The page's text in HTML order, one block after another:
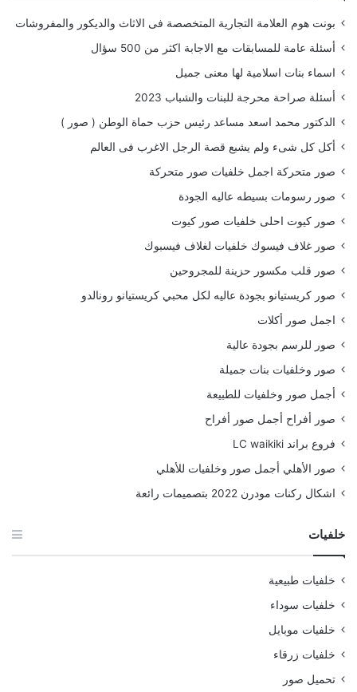
بونت هوم العلامة التجارية المتخصصة فى الاثاث والديكور والمفروشات
أسئلة عامة للمسابقات مع الاجابة اكثر من 500 سؤال
اسماء بنات اسلامية لها معنى جميل
أسئلة صراحة محرجة للبنات والشباب 2023
الدكتور محمد اسعد مساعد رئيس حزب حماة الوطن ( صور )
أكل كل شىء ولم يشبع قصة الرجل الاغرب فى العالم
صور متحركة اجمل خلفيات صور متحركة
صور رسومات بسيطه عاليه الجودة
صور كيوت احلى خلفيات صور كيوت
صور غلاف فيسوك خلفيات لغلاف فيسبوك
صور قلب مكسور حزينة للمجروحين
صور كريستيانو بجودة عاليه لكل محبي كريستيانو رونالدو
اجمل صور أكلات
صور للرسم بجودة عالية
صور وخلفيات بنات جميلة
أجمل صور وخلفيات للطبيعة
صور أفراح أجمل صور أفراح
فروع براند LC waikiki
صور الأهلي أجمل صور وخلفيات للأهلي
اشكال ركنات مودرن 2022 بتصميمات رائعة
خلفيات
خلفيات طبيعية
خلفيات سوداء
خلفيات موبايل
خلفيات زرقاء
تحميل صور